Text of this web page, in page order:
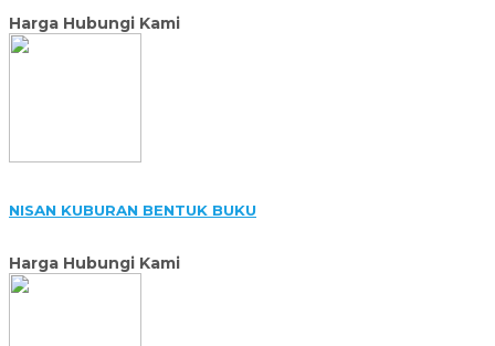
Harga Hubungi Kami
NISAN KUBURAN BENTUK BUKU
Harga Hubungi Kami